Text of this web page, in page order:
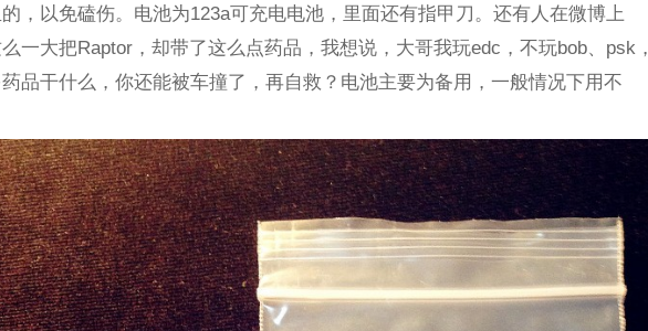
，以免磕伤。电池为123a可充电电池，里面还有指甲刀。还有人在微博上
一大把Raptor，却带了这么点药品，我想说，大哥我玩edc，不玩bob、psk，
品干什么，你还能被车撞了，再自救？电池主要为备用，一般情况下用不